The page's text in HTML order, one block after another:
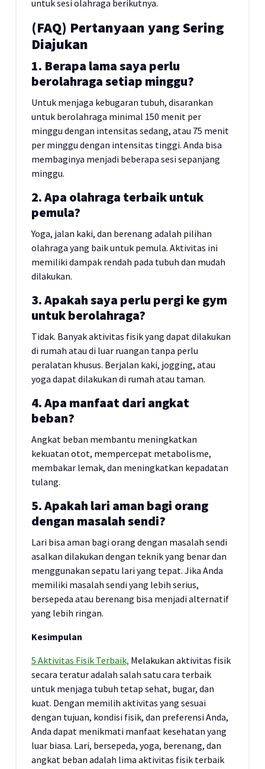
untuk sesi olahraga berikutnya.
(FAQ) Pertanyaan yang Sering
Diajukan
1. Berapa lama saya perlu
berolahraga setiap minggu?
Untuk menjaga kebugaran tubuh, disarankan
untuk berolahraga minimal 150 menit per
minggu dengan intensitas sedang, atau 75 menit
per minggu dengan intensitas tinggi. Anda bisa
membaginya menjadi beberapa sesi sepanjang
minggu.
2. Apa olahraga terbaik untuk
pemula?
Yoga, jalan kaki, dan berenang adalah pilihan
olahraga yang baik untuk pemula. Aktivitas ini
memiliki dampak rendah pada tubuh dan mudah
dilakukan.
3. Apakah saya perlu pergi ke gym
untuk berolahraga?
Tidak. Banyak aktivitas fisik yang dapat dilakukan
di rumah atau di luar ruangan tanpa perlu
peralatan khusus. Berjalan kaki, jogging, atau
yoga dapat dilakukan di rumah atau taman.
4. Apa manfaat dari angkat
beban?
Angkat beban membantu meningkatkan
kekuatan otot, mempercepat metabolisme,
membakar lemak, dan meningkatkan kepadatan
tulang.
5. Apakah lari aman bagi orang
dengan masalah sendi?
Lari bisa aman bagi orang dengan masalah sendi
asalkan dilakukan dengan teknik yang benar dan
menggunakan sepatu lari yang tepat. Jika Anda
memiliki masalah sendi yang lebih serius,
bersepeda atau berenang bisa menjadi alternatif
yang lebih ringan.
Kesimpulan
5 Aktivitas Fisik Terbaik, Melakukan aktivitas fisik
secara teratur adalah salah satu cara terbaik
untuk menjaga tubuh tetap sehat, bugar, dan
kuat. Dengan memilih aktivitas yang sesuai
dengan tujuan, kondisi fisik, dan preferensi Anda,
Anda dapat menikmati manfaat kesehatan yang
luar biasa. Lari, bersepeda, yoga, berenang, dan
angkat beban adalah lima aktivitas fisik terbaik